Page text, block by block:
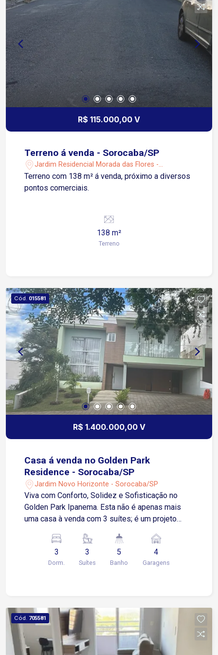
R$ 115.000,00 V
Terreno á venda - Sorocaba/SP
Jardim Residencial Morada das Flores -
Sorocaba/SP
Terreno com 138 m² á venda, próximo a diversos
pontos comerciais.
138 m²
Terreno
Cód. 015581
R$ 1.400.000,00 V
Casa á venda no Golden Park
Residence - Sorocaba/SP
Jardim Novo Horizonte - Sorocaba/SP
Viva com Conforto, Solidez e Sofisticação no
Golden Park Ipanema. Esta não é apenas mais
uma casa à venda com 3 suítes; é um projeto
oferecer a máxima qualidade de vida na Zona
Norte de Sorocaba. O que torna este imóvel
de forma natural à cozinha com despensa e à
área de jantar. Lazer Privativo Completo: a área
externa com piscina, sendo a suíte master com
porta para a piscina e churrasqueira é o
3
Dorm.
3
Suítes
5
Banho
4
Garagens
Cód. 705581